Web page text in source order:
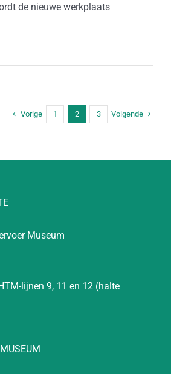
de nieuwe werkplaats
Vorige 1 2 3 Volgende
Museum
lijnen 9, 11 en 12 (halte